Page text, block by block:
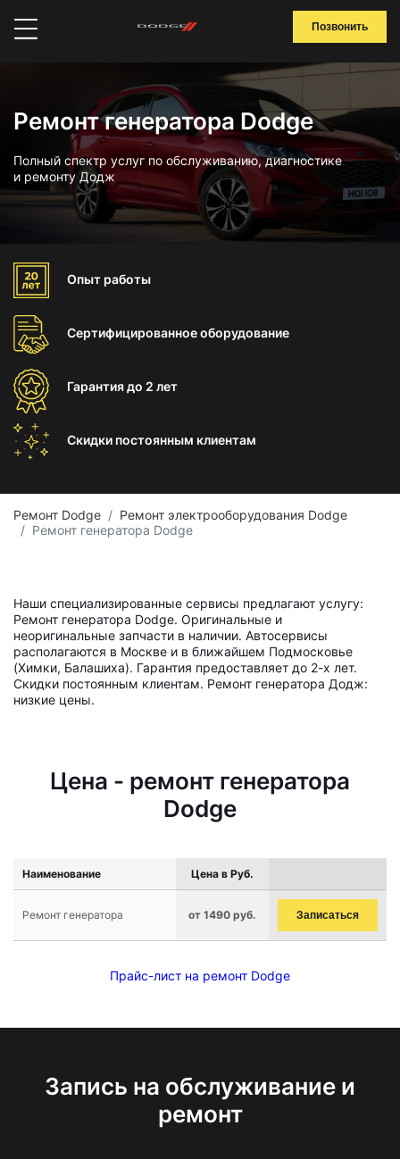
Позвонить
Ремонт генератора Dodge
Полный спектр услуг по обслуживанию, диагностике
и ремонту Додж
Опыт работы
Сертифицированноеоборудование
Гарантиядо 2 лет
Скидки постоянным клиентам
Ремонт Dodge
Ремонт электрооборудования Dodge
Ремонт генератора Dodge
Наши специализированные сервисы предлагают услугу:
Ремонт генератора Dodge. Оригинальные и
неоригинальные запчасти в наличии. Автосервисы
располагаются в Москве и в ближайшем Подмосковье
(Химки, Балашиха). Гарантия предоставляет до 2-х лет.
Скидки постоянным клиентам. Ремонт генератора Додж:
низкие цены.
Цена - ремонт генератора
Dodge
Наименование Цена в Руб.
Ремонт генератора от 1490 руб. Записаться
Прайс-лист на ремонт Dodge
Запись на обслуживание и
ремонт